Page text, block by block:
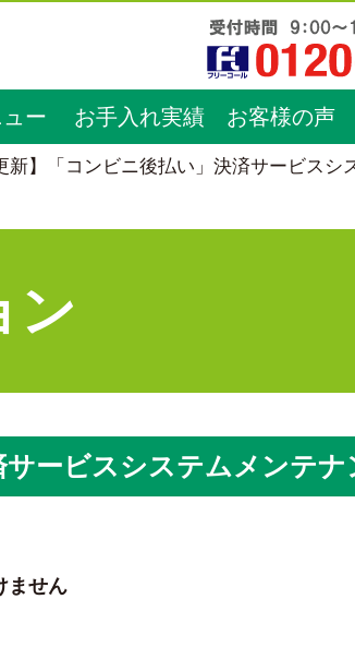
ュー お手入れ実績 お客様の声
新】「コンビニ後払い」決済サービス
ン
サービスシステムメンテ
ません